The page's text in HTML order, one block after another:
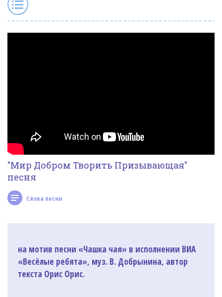
Контакты
Фотогалерея
"Мир Добром Творить Призывающая"
песня
Слова песни
на мотив песни «Чашка чая» в исполнении ВИА
«Весёлые ребята», муз. В. Добрынина, автор
текста Орис Орис.